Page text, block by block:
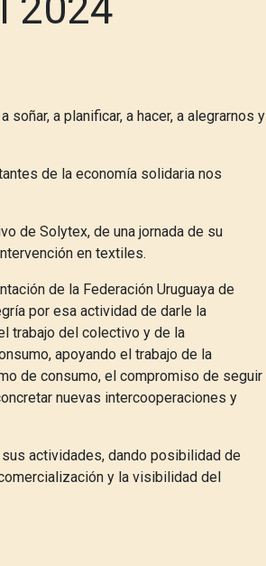
soñar, a planificar, a hacer, a alegrarnos y
de la economía solidaria nos
de Solytex, de una jornada de su
en textiles.
de la Federación Uruguaya de
por esa actividad de darle la
trabajo del colectivo y de la
apoyando el trabajo de la
de consumo, el compromiso de seguir
nuevas intercooperaciones y
actividades, dando posibilidad de
y la visibilidad del